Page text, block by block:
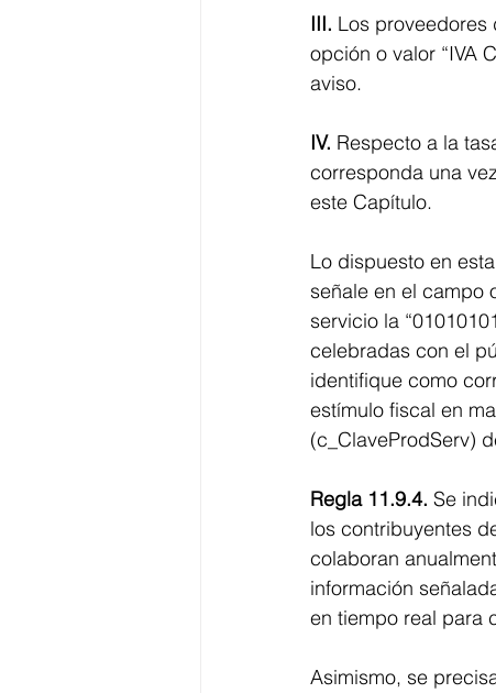
III. Los proveedores
opción o valor “IVA
aviso.
IV. Respecto a la
corresponda una
este Capítulo.
Lo dispuesto en
señale en el campo
servicio la
celebradas con el
identifique como
estímulo fiscal en
(c_ClaveProdServ)
Regla 11.9.4. Se
los contribuyentes
colaboran
información
en tiempo real para
Asimismo, se